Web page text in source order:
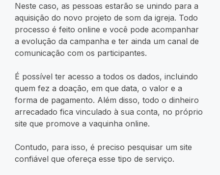
Neste caso, as pessoas estarão se unindo para a
aquisição do novo projeto de som da igreja. Todo
processo é feito online e você pode acompanhar
a evolução da campanha e ter ainda um canal de
comunicação com os participantes.
É possível ter acesso a todos os dados, incluindo
quem fez a doação, em que data, o valor e a
forma de pagamento. Além disso, todo o dinheiro
arrecadado fica vinculado à sua conta, no próprio
site que promove a vaquinha online.
Contudo, para isso, é preciso pesquisar um site
confiável que ofereça esse tipo de serviço.